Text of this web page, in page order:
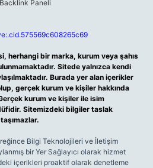
herhangi bir marka, kurum veya şahıs
Sitede yalnızca kendi
Burada yer alan içerikler
gerçek kurum ve kişiler hakkında
kurum ve kişiler ile isim
Sitemizdeki bilgiler taslak
Bilgi Teknolojileri ve İletişim
bir Yer Sağlayıcı olarak hizmet
içerikleri proaktif olarak denetleme